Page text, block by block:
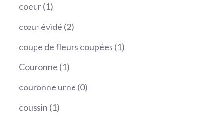
coeur 11
produit
cœur évidé 22
produits
coupe de fleurs coupées 11
Couronne 11
produit
couronne urne 00
coussin 11